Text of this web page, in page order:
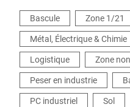
Bascule Zone 1/21
Métal, Électrique & Chimie
Logistique
Zone
Peser en industrie
PC industriel
Sol